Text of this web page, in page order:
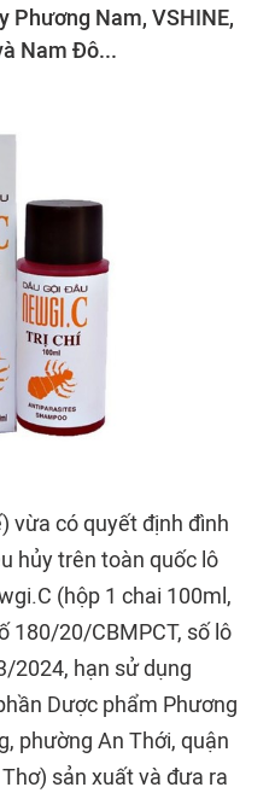
Phương Nam, VSHINE,
Nam Đô...
vừa có quyết định đình
hủy trên toàn quốc lô
(hộp 1 chai 100ml,
180/20/CBMPCT, số lô
2024, hạn sử dụng
Dược phẩm Phương
phường An Thới, quận
sản xuất và đưa ra